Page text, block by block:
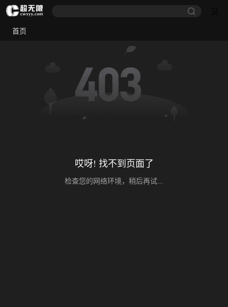
首页
哎呀! 找不到页面了
检查您的网络环境，稍后再试...